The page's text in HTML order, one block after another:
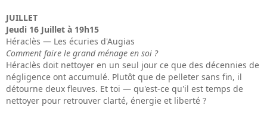
JUILLET
Jeudi 16 Juillet à 19h15
Héraclès — Les écuries d'Augias
Comment faire le grand ménage en soi ?
Héraclès doit nettoyer en un seul jour ce que des décennies de
négligence ont accumulé. Plutôt que de pelleter sans fin, il
détourne deux fleuves. Et toi — qu'est-ce qu'il est temps de
nettoyer pour retrouver clarté, énergie et liberté ?